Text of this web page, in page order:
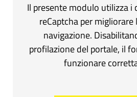
Il presente modulo utilizza i
reCaptcha per migliorare
navigazione.
profilazione del portale, il
funzionare